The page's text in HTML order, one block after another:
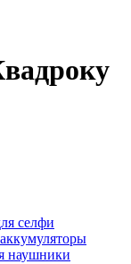
селфи
наушники